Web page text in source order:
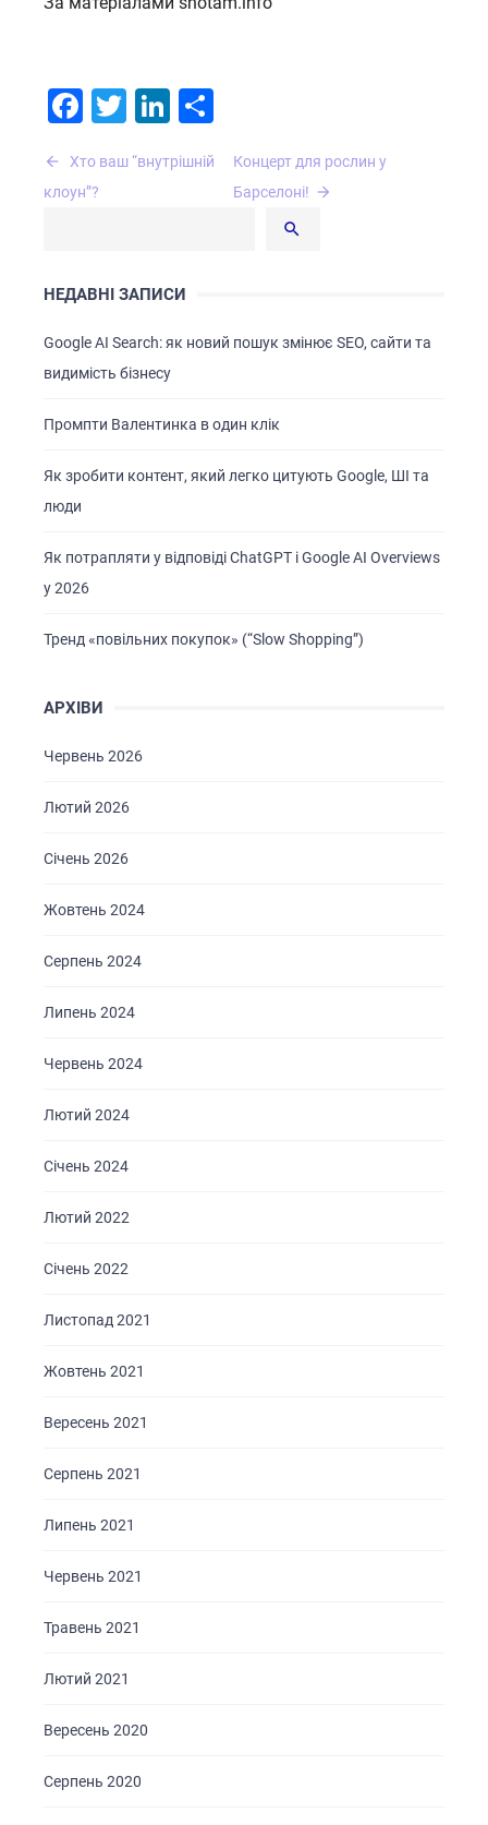
Facebook
TwitterLinkedIn
Навігація
записів
Хто ваш “внутрішній
клоун”?
Концерт для рослин у
Барселоні!
НЕДАВНІ ЗАПИСИ
Google AI Search: як новий пошук змінює SEO, сайти та
видимість бізнесу
Промпти Валентинка в один клік
Як зробити контент, який легко цитують Google, ШІ та
люди
Як потрапляти у відповіді ChatGPT і Google AI Overviews
у 2026
Тренд «повільних покупок» (“Slow Shopping”)
АРХІВИ
Червень 2026
Лютий 2026
Січень 2026
Жовтень 2024
Серпень 2024
Липень 2024
Червень 2024
Лютий 2024
Січень 2024
Лютий 2022
Січень 2022
Листопад 2021
Жовтень 2021
Вересень 2021
Серпень 2021
Липень 2021
Червень 2021
Травень 2021
Лютий 2021
Вересень 2020
Серпень 2020
ГОЛОВНА
ПРО НАС
ПОСЛУГИ
ПОРТФОЛІО